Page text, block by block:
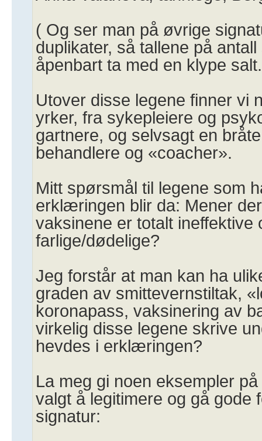
( Og ser man på øvrige
duplikater, så tallene på
åpenbart ta med en klype
Utover disse legene finner vi
yrker, fra sykepleiere og
gartnere, og selvsagt en
behandlere og «coacher».
Mitt spørsmål til legene som
erklæringen blir da: Mener
vaksinene er totalt ineffektive
farlige/dødelige?
Jeg forstår at man kan ha
graden av smittevernstiltak,
koronapass, vaksinering av
virkelig disse legene skrive
hevdes i erklæringen?
La meg gi noen eksempler
valgt å legitimere og gå gode
signatur: